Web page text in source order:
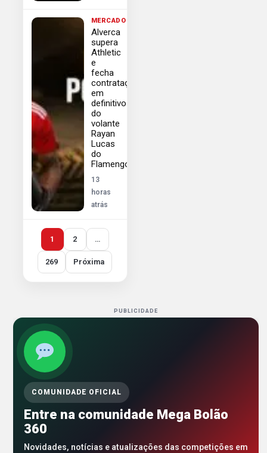
MERCADO
Alverca
supera
Athletic
e
fecha
contratação
em
definitivo
do
volante
Rayan
Lucas
do
Flamengo
13
horas
atrás
1 2 …
269 Próxima
PUBLICIDADE
COMUNIDADE OFICIAL
Entre na comunidade Mega Bolão
360
Novidades, notícias e atualizações das competições em